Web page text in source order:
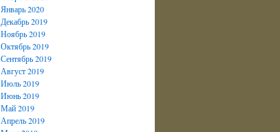
Январь 2020
Декабрь 2019
Ноябрь 2019
Октябрь 2019
Сентябрь 2019
Август 2019
Июль 2019
Июнь 2019
Май 2019
Апрель 2019